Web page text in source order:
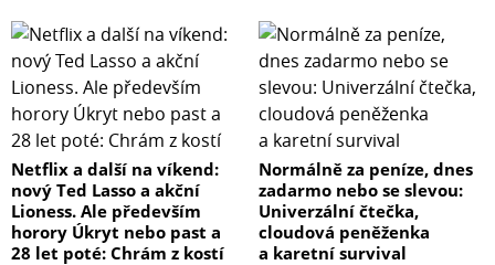
Netflix a další na víkend:
nový Ted Lasso a akční
Lioness. Ale především
horory Úkryt nebo past a
28 let poté: Chrám z kostí
Normálně za peníze, dnes
zadarmo nebo se slevou:
Univerzální čtečka,
cloudová peněženka
a karetní survival